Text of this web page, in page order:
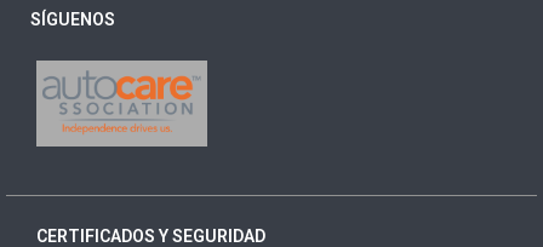
SÍGUENOS
CERTIFICADOS Y SEGURIDAD